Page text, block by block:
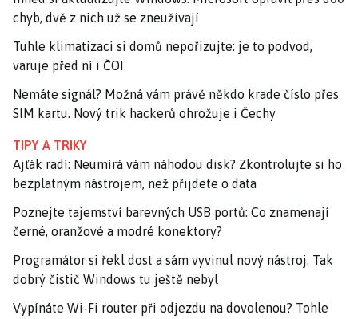
chyb, dvě z nich už se zneužívají
Tuhle klimatizaci si domů nepořizujte: je to podvod,
varuje před ní i ČOI
Nemáte signál? Možná vám právě někdo krade číslo přes
SIM kartu. Nový trik hackerů ohrožuje i Čechy
TIPY A TRIKY
Ajťák radí: Neumírá vám náhodou disk? Zkontrolujte si ho
bezplatným nástrojem, než přijdete o data
Poznejte tajemství barevných USB portů: Co znamenají
černé, oranžové a modré konektory?
Programátor si řekl dost a sám vyvinul nový nástroj. Tak
dobrý čistič Windows tu ještě nebyl
Vypínáte Wi-Fi router při odjezdu na dovolenou? Tohle